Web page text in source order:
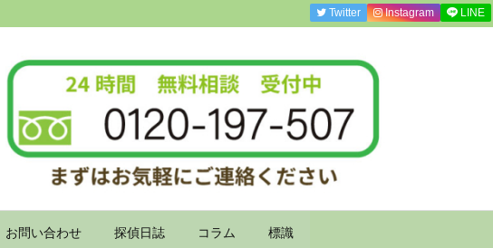
お問い合わせ 探偵日誌 コラム 標識
Twitter Instagram LINE